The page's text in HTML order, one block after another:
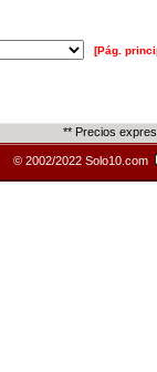
[Pág.
** Precios
© 2002/2022 Solo10.com